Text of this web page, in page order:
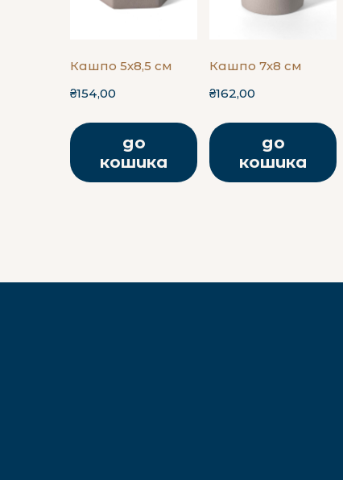
Кашпо 5х8,5 см
₴154,00
до
кошика
Кашпо 7х8 см
₴162,00
до
кошика